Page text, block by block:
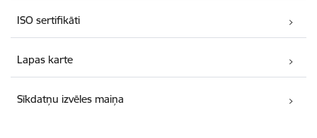
ISO sertifikāti
Lapas karte
Sīkdatņu izvēles maiņa